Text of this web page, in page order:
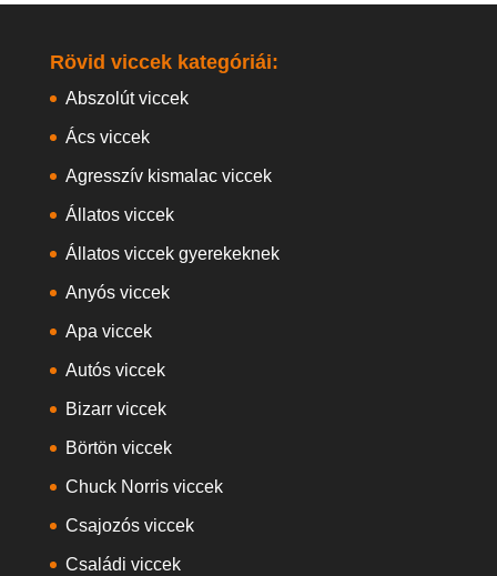
Rövid viccek kategóriái:
Abszolút viccek
Ács viccek
Agresszív kismalac viccek
Állatos viccek
Állatos viccek gyerekeknek
Anyós viccek
Apa viccek
Autós viccek
Bizarr viccek
Börtön viccek
Chuck Norris viccek
Csajozós viccek
Családi viccek